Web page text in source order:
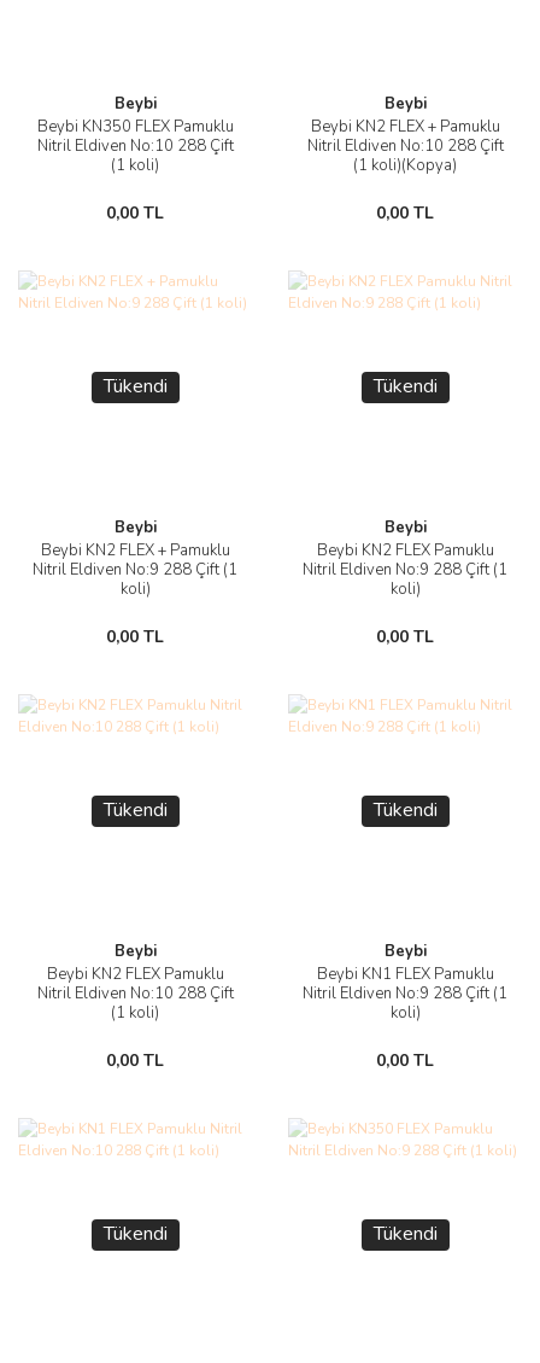
Beybi
Beybi KN350 FLEX Pamuklu
Nitril Eldiven No:10 288 Çift
(1 koli)
0,00 TL
Beybi
Beybi KN2 FLEX + Pamuklu
Nitril Eldiven No:10 288 Çift
(1 koli)(Kopya)
0,00 TL
Tükendi
Beybi
Beybi KN2 FLEX + Pamuklu
Nitril Eldiven No:9 288 Çift (1
koli)
0,00 TL
Tükendi
Beybi
Beybi KN2 FLEX Pamuklu
Nitril Eldiven No:9 288 Çift (1
koli)
0,00 TL
Tükendi
Beybi
Beybi KN2 FLEX Pamuklu
Nitril Eldiven No:10 288 Çift
(1 koli)
0,00 TL
Tükendi
Beybi
Beybi KN1 FLEX Pamuklu
Nitril Eldiven No:9 288 Çift (1
koli)
0,00 TL
Tükendi Tükendi